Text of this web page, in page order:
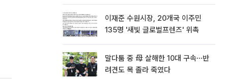
이재준 수원시장, 20개국 이주민
135명 '새빛 글로벌프렌즈' 위촉
말다툼 중 母 살해한 10대 구속⋯반
려견도 목 졸라 죽였다